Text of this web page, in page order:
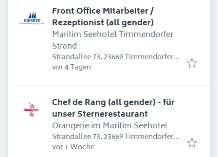
Front Office Mitarbeiter /
Rezeptionist (all gender)
Maritim Seehotel Timmendorfer
Strand
Strandallee 73, 23669 Timmendorfer
Strand, Deutschland
Erschienen:
vor 4 Tagen
Chef de Rang (all gender) - für
unser Sternerestaurant
Orangerie im Maritim Seehotel
Strandallee 73, 23669 Timmendorfer
Strand, Deutschland
Erschienen:
vor 1 Woche